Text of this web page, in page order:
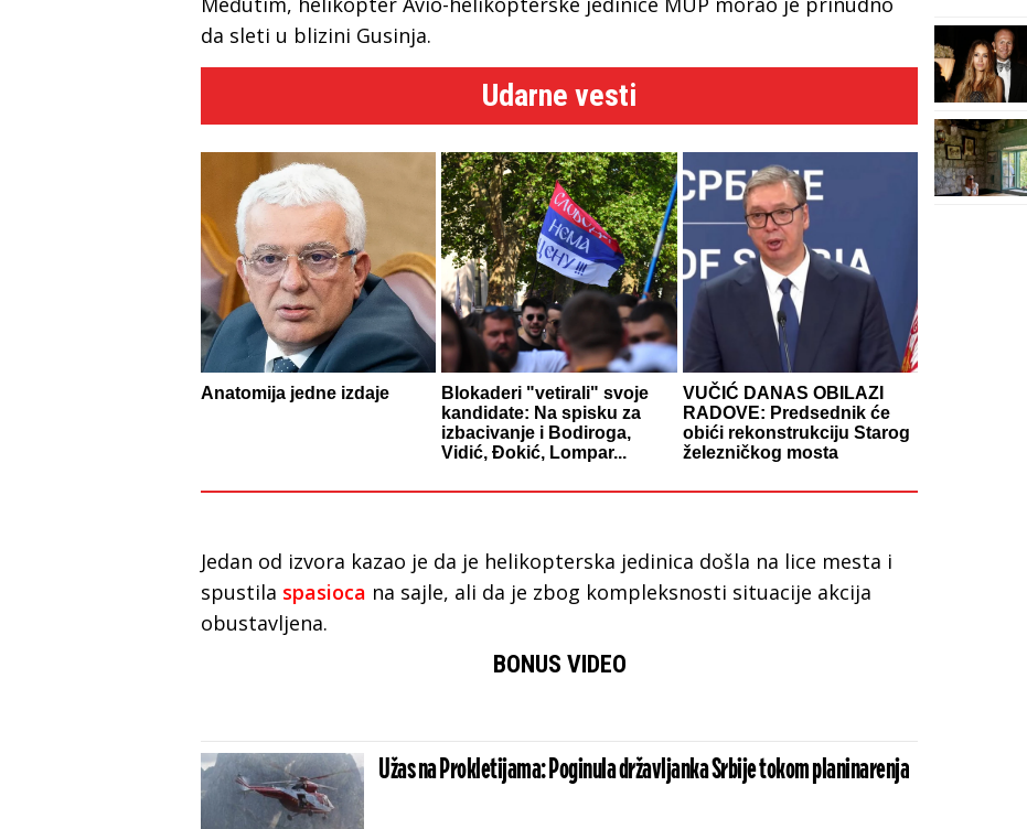
da sleti u blizini Gusinja.
Udarne vesti
Anatomija jedne izdaje
Blokaderi "vetirali" svoje
kandidate: Na spisku za
izbacivanje i Bodiroga,
Vidić, Đokić, Lompar...
VUČIĆ DANAS OBILAZI
RADOVE: Predsednik će
obići rekonstrukciju Starog
železničkog mosta
Jedan od izvora kazao je da je helikopterska jedinica došla na lice mesta i
spustila spasioca na sajle, ali da je zbog kompleksnosti situacije akcija
obustavljena.
BONUS VIDEO
Užas na Prokletijama: Poginula državljanka Srbije tokom planinarenja